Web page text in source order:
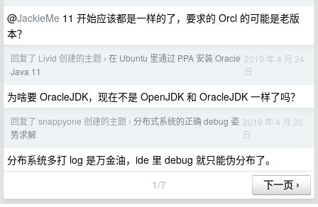
@JackieMe 11 开始应该都是一样的了，要求的 Orcl 的可能是老版
本？
回复了 Livid 创建的主题 › 在 Ubuntu 里通过 PPA 安装 Oracle
Java 11
2019 年 4 月 24
日
为啥要 OracleJDK，现在不是 OpenJDK 和 OracleJDK 一样了吗？
回复了 snappyone 创建的主题 › 分布式系统的正确 debug 姿
势求解
2019 年 4 月 20
日
分布系统多打 log 是万金油，ide 里 debug 就只能伪分布了。
1/7